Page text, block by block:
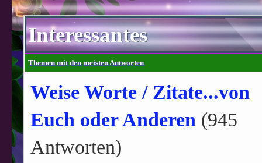
Interessantes
Themen mit den meisten Antworten
Weise Worte / Zitate...von
Euch oder Anderen (945
Antworten)